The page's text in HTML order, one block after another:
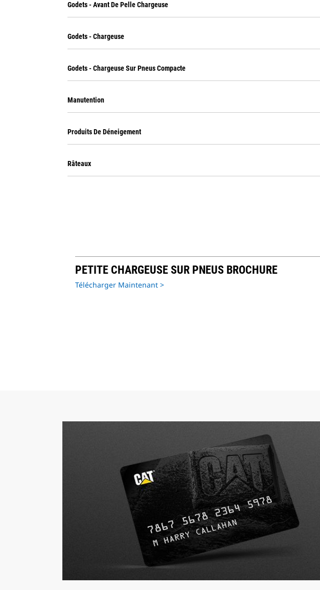
Godets - Avant De Pelle Chargeuse
Godets - Chargeuse
Godets - Chargeuse Sur Pneus Compacte
Manutention
Produits De Déneigement
Râteaux
PETITE CHARGEUSE SUR PNEUS BROCHURE
Télécharger Maintenant >